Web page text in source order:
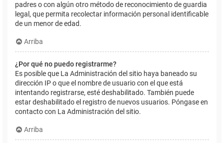
padres o con algún otro método de reconocimiento de guardia
legal, que permita recolectar información personal identificable
de un menor de edad.
Arriba
¿Por qué no puedo registrarme?
Es posible que La Administración del sitio haya baneado su
dirección IP o que el nombre de usuario con el que está
intentando registrarse, esté deshabilitado. También puede
estar deshabilitado el registro de nuevos usuarios. Póngase en
contacto con La Administración del sitio.
Arriba